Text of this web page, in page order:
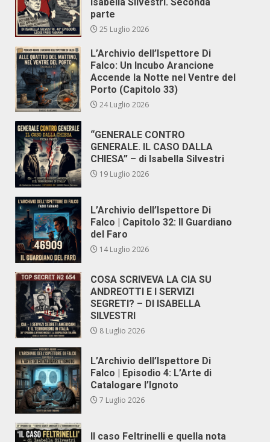
parte
25 Luglio 2026
L’Archivio dell’Ispettore Di
Falco: Un Incubo Arancione
Accende la Notte nel Ventre del
Porto (Capitolo 33)
24 Luglio 2026
“GENERALE CONTRO
GENERALE. IL CASO DALLA
CHIESA” – di Isabella Silvestri
19 Luglio 2026
L’Archivio dell’Ispettore Di
Falco | Capitolo 32: Il Guardiano
del Faro
14 Luglio 2026
COSA SCRIVEVA LA CIA SU
ANDREOTTI E I SERVIZI
SEGRETI? – DI ISABELLA
SILVESTRI
8 Luglio 2026
L’Archivio dell’Ispettore Di
Falco | Episodio 4: L’Arte di
Catalogare l’Ignoto
7 Luglio 2026
Il caso Feltrinelli e quella nota